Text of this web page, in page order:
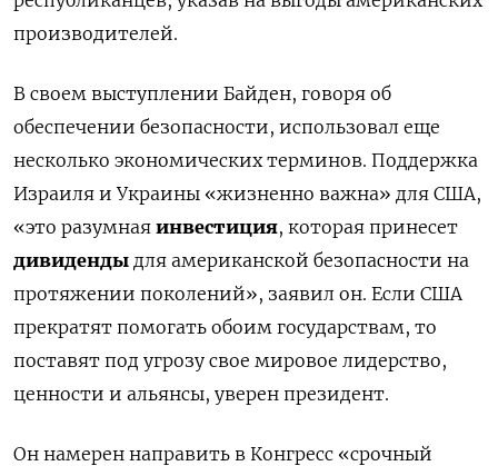
производителей.
В своем выступлении Байден, говоря об
обеспечении безопасности, использовал еще
несколько экономических терминов. Поддержка
Израиля и Украины «жизненно важна» для США,
«это разумная инвестиция, которая принесет
дивиденды для американской безопасности на
протяжении поколений», заявил он. Если США
прекратят помогать обоим государствам, то
поставят под угрозу свое мировое лидерство,
ценности и альянсы, уверен президент.
Он намерен направить в Конгресс «срочный